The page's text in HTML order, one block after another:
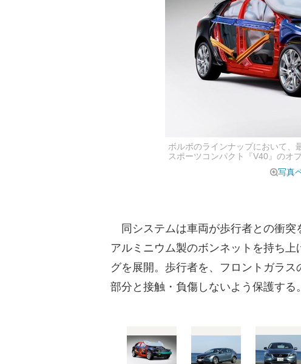
ボルボのラインナップにおいて、
スポーツコンパクト『V40』のオ
写真
同システムは車両が歩行者との衝突
アルミニウム製のボンネットを持ち
グを展開。歩行者を、フロントガラ
部分と接触・負傷しないよう保護する。